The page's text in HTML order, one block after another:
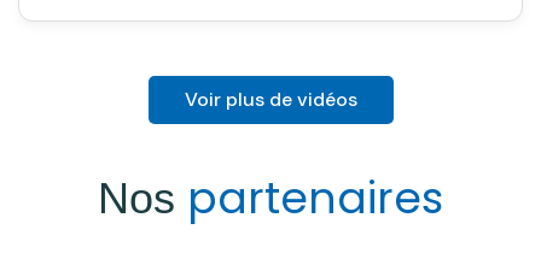
Voir plus de vidéos
Nos partenaires